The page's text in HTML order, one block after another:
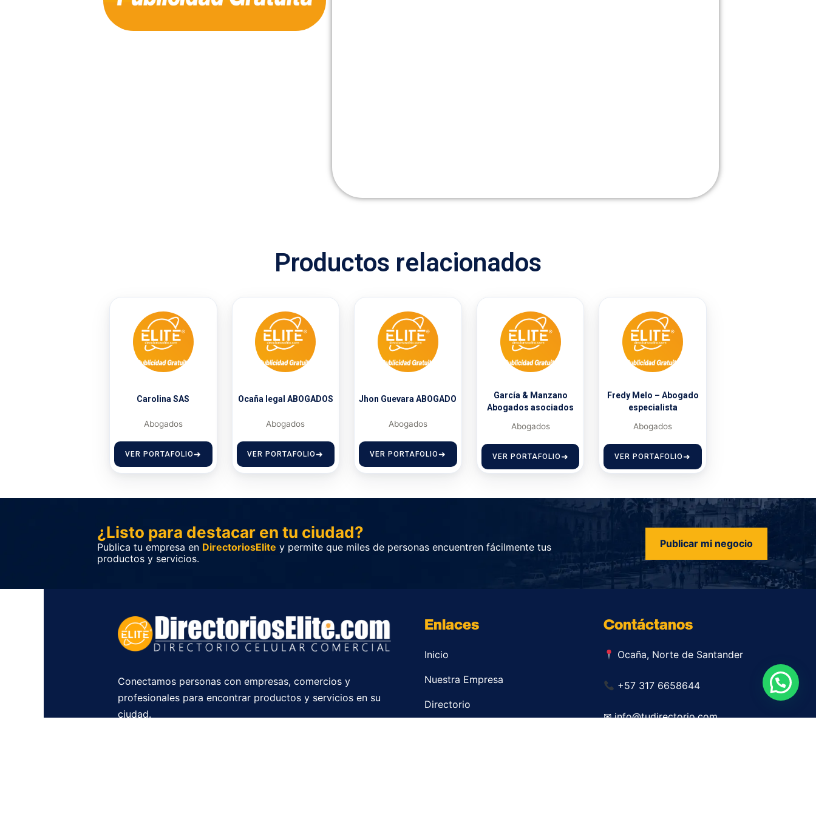
Productos relacionados
Carolina SAS
Abogados
VER PORTAFOLIO
Ocaña legal ABOGADOS
Abogados
VER PORTAFOLIO
Jhon Guevara ABOGADO
Abogados
VER PORTAFOLIO
García & Manzano
Abogados asociados
Abogados
VER PORTAFOLIO
Fredy Melo – Abogado
especialista
Abogados
VER PORTAFOLIO
¿Listo para destacar en tu ciudad?
Publica tu empresa en DirectoriosElite y permite que miles de personas encuentren fácilmente tus
productos y servicios.
Publicar mi negocio
Conectamos personas con empresas, comercios y
profesionales para encontrar productos y servicios en su
ciudad.
Enlaces
Inicio
Nuestra Empresa
Directorio
Contáctanos
Ocaña, Norte de Santander
+57 317 6658644
✉ info@tudirectorio.com